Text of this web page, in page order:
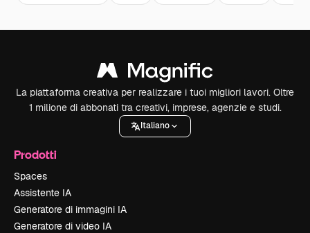
La piattaforma creativa per realizzare i tuoi migliori lavori. Oltre
1 milione di abbonati tra creativi, imprese, agenzie e studi.
Italiano
Prodotti
Spaces
Assistente IA
Generatore di immagini IA
Generatore di video IA